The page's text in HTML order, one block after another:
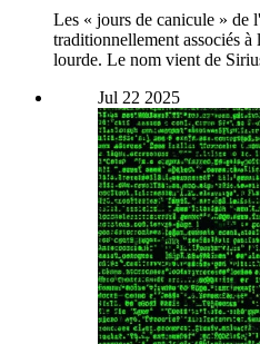
Les « jours de canicule » de
traditionnellement associés à
lourde. Le nom vient de
Jul 22 2025